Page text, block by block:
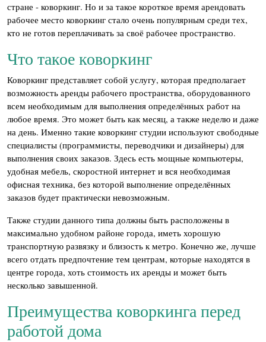
стране - коворкинг. Но и за такое короткое время арендовать
рабочее место коворкинг стало очень популярным среди тех,
кто не готов переплачивать за своё рабочее пространство.
Что такое коворкинг
Коворкинг представляет собой услугу, которая предполагает
возможность аренды рабочего пространства, оборудованного
всем необходимым для выполнения определённых работ на
любое время. Это может быть как месяц, а также неделю и даже
на день. Именно такие коворкинг студии используют свободные
специалисты (программисты, переводчики и дизайнеры) для
выполнения своих заказов. Здесь есть мощные компьютеры,
удобная мебель, скоростной интернет и вся необходимая
офисная техника, без которой выполнение определённых
заказов будет практически невозможным.
Также студии данного типа должны быть расположены в
максимально удобном районе города, иметь хорошую
транспортную развязку и близость к метро. Конечно же, лучше
всего отдать предпочтение тем центрам, которые находятся в
центре города, хоть стоимость их аренды и может быть
несколько завышенной.
Преимущества коворкинга перед
работой дома